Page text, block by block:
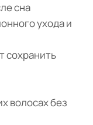
сна
ухода и
сохранить
волосах без